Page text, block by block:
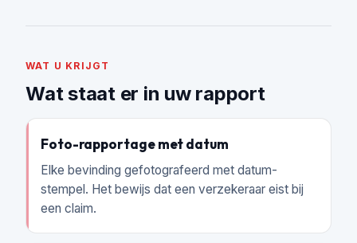
WAT U KRIJGT
Wat staat er in uw rapport
Foto-rapportage met datum
Elke bevinding gefotografeerd met datum-
stempel. Het bewijs dat een verzekeraar eist bij
een claim.